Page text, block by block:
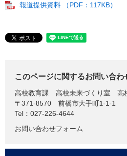
報道提供資料 （PDF：117KB）
このページに関するお問い合わ
高校教育課
高校未来づくり室 高
〒371-8570
前橋市大手町1-1-1
Tel：027-226-4644
お問い合わせフォーム